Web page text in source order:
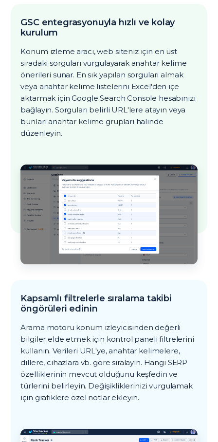
GSC entegrasyonuyla hızlı ve kolay
kurulum
Konum izleme aracı, web siteniz için en üst
sıradaki sorguları vurgulayarak anahtar kelime
önerileri sunar. En sık yapılan sorguları almak
veya anahtar kelime listelerini Excel'den içe
aktarmak için Google Search Console hesabınızı
bağlayın. Sorguları belirli URL'lere atayın veya
bunları anahtar kelime grupları halinde
düzenleyin.
Kapsamlı filtrelerle sıralama takibi
öngörüleri edinin
Arama motoru konum izleyicisinden değerli
bilgiler elde etmek için kontrol paneli filtrelerini
kullanın. Verileri URL'ye, anahtar kelimelere,
dillere, cihazlara vb. göre sıralayın. Hangi SERP
özelliklerinin mevcut olduğunu keşfedin ve
türlerini belirleyin. Değişikliklerinizi vurgulamak
için grafiklere özel notlar ekleyin.